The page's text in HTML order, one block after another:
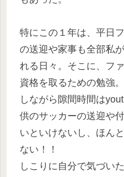
特にこの１年は、平日
の送迎や家事も全部私
れる日々。そこに、フ
資格を取るための勉強
しながら隙間時間は
供のサッカーの送迎や
いといけないし、ほん
ない！！
しこりに自分で気づい